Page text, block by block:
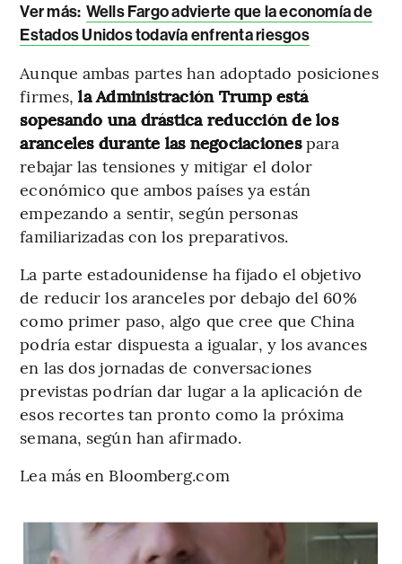
Ver más: Wells Fargo advierte que la economía de
Estados Unidos todavía enfrenta riesgos
Aunque ambas partes han adoptado posiciones
firmes, la Administración Trump está
sopesando una drástica reducción de los
aranceles durante las negociacionespara
rebajar las tensiones y mitigar el dolor
económico que ambos países ya están
empezando a sentir, según personas
familiarizadas con los preparativos.
La parte estadounidense ha fijado el objetivo
de reducir los aranceles por debajo del 60%
como primer paso, algo que cree que China
podría estar dispuesta a igualar, y los avances
en las dos jornadas de conversaciones
previstas podrían dar lugar a la aplicación de
esos recortes tan pronto como la próxima
semana, según han afirmado.
Lea más en Bloomberg.com